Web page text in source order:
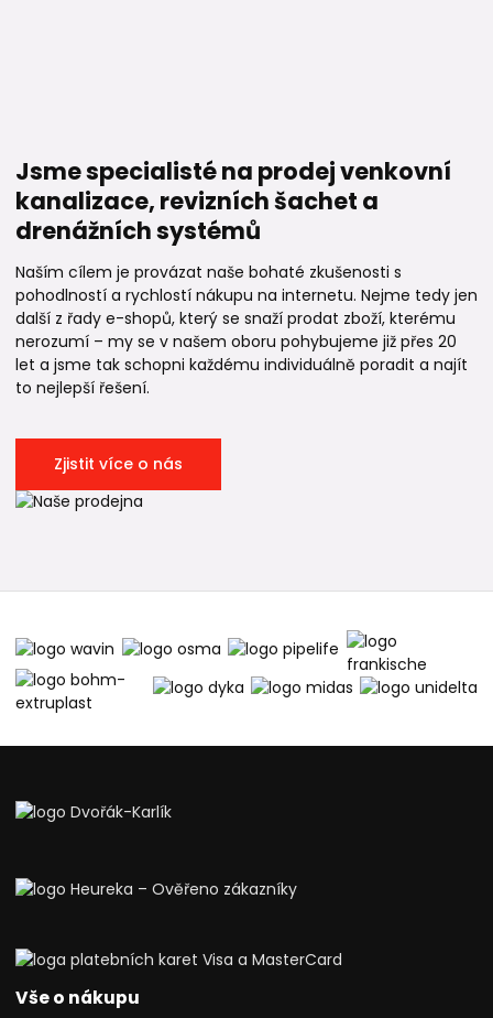
Jsme specialisté na prodej venkovní
kanalizace, revizních šachet a
drenážních systémů
Naším cílem je provázat naše bohaté zkušenosti s
pohodlností a rychlostí nákupu na internetu. Nejme tedy jen
další z řady e-shopů, který se snaží prodat zboží, kterému
nerozumí – my se v našem oboru pohybujeme již přes 20
let a jsme tak schopni každému individuálně poradit a najít
to nejlepší řešení.
Zjistit více o nás
Vše o nákupu